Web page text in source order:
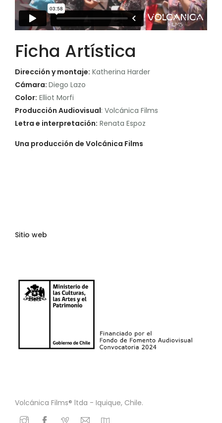
Ficha Artística
Dirección y montaje: Katherina Harder
Cámara: Diego Lazo
Color: Elliot Morfi
Producción Audiovisual: Volcánica Films
Letra e interpretación: Renata Espoz
Una producción de Volcánica Films
Sitio web
Volcánica Films® ltda - Iquique, Chile.